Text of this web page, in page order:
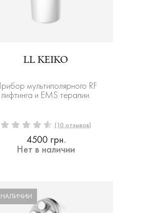
LL KEIKO
мультиполярного RF
лифтинга и EMS терапии.
(10 отзывов)
4500 грн.
Нет в наличии
НАЛИЧИИ